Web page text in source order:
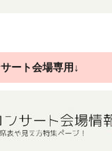
ート会場専用↓